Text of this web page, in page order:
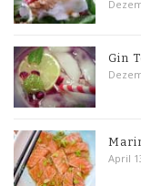
Gin
April